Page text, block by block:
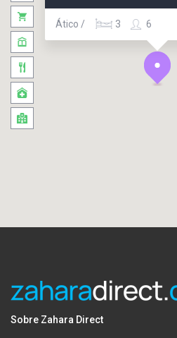
Ático / 6
3
Sobre Zahara Direct